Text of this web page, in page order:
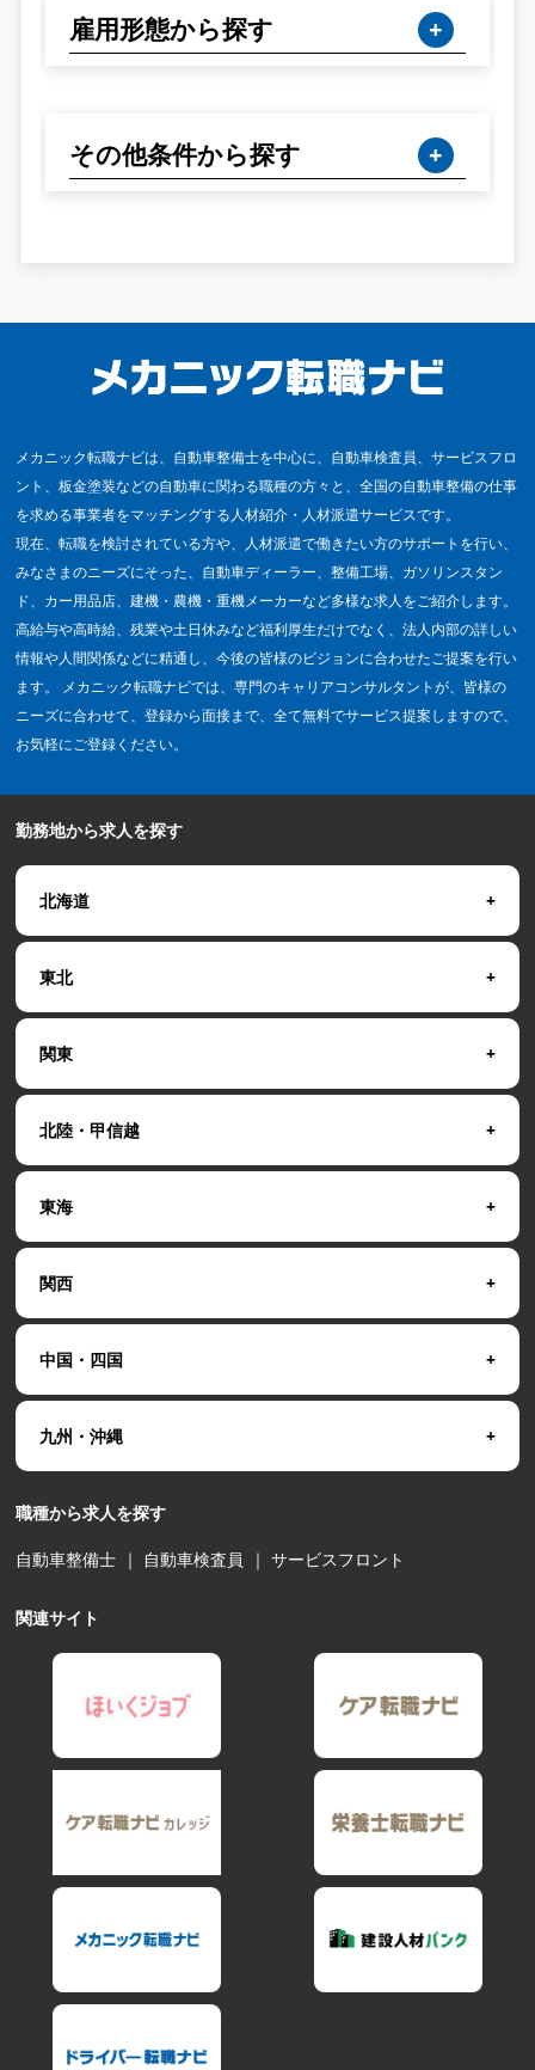
雇用形態から探す
その他条件から探す
メカニック転職ナビは、自動車整備士を中心に、自動車検査員、サービスフロ
ント、板金塗装などの自動車に関わる職種の方々と、全国の自動車整備の仕事
を求める事業者をマッチングする人材紹介・人材派遣サービスです。
現在、転職を検討されている方や、人材派遣で働きたい方のサポートを行い、
みなさまのニーズにそった、自動車ディーラー、整備工場、ガソリンスタン
ド、カー用品店、建機・農機・重機メーカーなど多様な求人をご紹介します。
高給与や高時給、残業や土日休みなど福利厚生だけでなく、法人内部の詳しい
情報や人間関係などに精通し、今後の皆様のビジョンに合わせたご提案を行い
ます。 メカニック転職ナビでは、専門のキャリアコンサルタントが、皆様の
ニーズに合わせて、登録から面接まで、全て無料でサービス提案しますので、
お気軽にご登録ください。
勤務地から求人を探す
北海道
東北
関東
北陸・甲信越
東海
関西
中国・四国
九州・沖縄
職種から求人を探す
自動車整備士 ｜ 自動車検査員 ｜サービスフロント
関連サイト